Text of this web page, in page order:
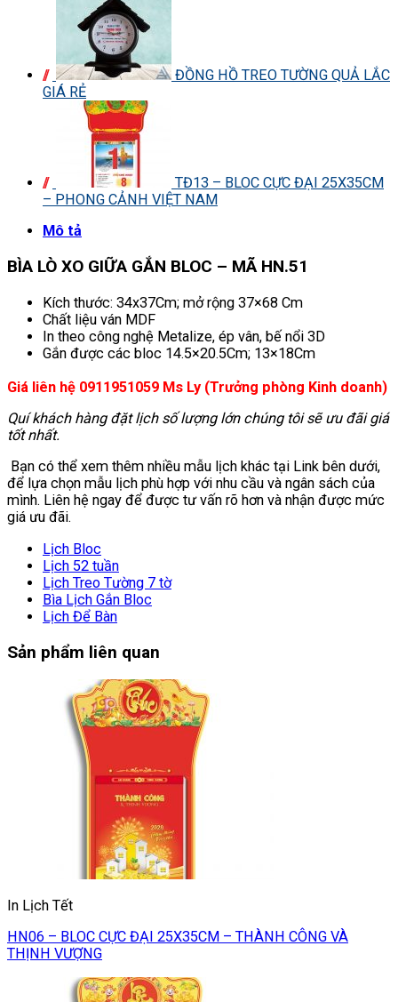
ĐỒNG HỒ TREO TƯỜNG QUẢ LẮC
GIÁ RẺ
TĐ13 – BLOC CỰC ĐẠI 25X35CM
– PHONG CẢNH VIỆT NAM
Mô tả
BÌA LÒ XO GIỮA GẮN BLOC – MÃ HN.51
Kích thước: 34x37Cm; mở rộng 37×68 Cm
Chất liệu ván MDF
In theo công nghệ Metalize, ép vân, bế nổi 3D
Gắn được các bloc 14.5×20.5Cm; 13×18Cm
Giá liên hệ 0911951059 Ms Ly (Trưởng phòng Kinh doanh)
Quí khách hàng đặt lịch số lượng lớn chúng tôi sẽ ưu đãi giá
tốt nhất.
Bạn có thể xem thêm nhiều mẫu lịch khác tại Link bên dưới,
để lựa chọn mẫu lịch phù hợp với nhu cầu và ngân sách của
mình. Liên hệ ngay để được tư vấn rõ hơn và nhận được mức
giá ưu đãi.
Lịch Bloc
Lịch 52 tuần
Lịch Treo Tường 7 tờ
Bìa Lịch Gắn Bloc
Lịch Để Bàn
Sản phẩm liên quan
In Lịch Tết
HN06 – BLOC CỰC ĐẠI 25X35CM – THÀNH CÔNG VÀ
THỊNH VƯỢNG